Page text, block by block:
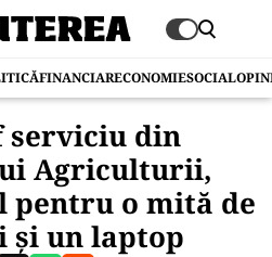
FINANCIARECONOMIESOCIAL
serviciu din
Agriculturii,
o mită de
şi un laptop